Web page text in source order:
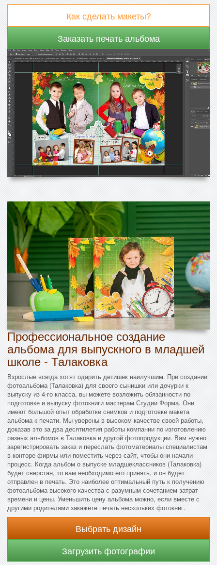
Как сделать макеты?
Заказать печать альбома
Профессиональное создание
альбома для выпускного в младшей
школе - Талаковка
Взрослые всегда хотят одарить детишек наилучшим. При создании
фотоальбома (Талаковка) для своего сынишки или дочурки к
выпуску из 4-го класса, вы можете возложить обязанности по
подготовке и выпуску фотокниги мастерам Студии Форма. Они
имеют большой опыт обработке снимков и подготовке макета
альбома к печати. Мы уверены в высоком качестве своей работы,
доказав это за два десятилетия работы компании по изготовлению
разных альбомов в Талаковка и другой фотопродукции. Вам нужно
зарегистрировать заказ и переслать фотоматериалы специалистам
в конторе фирмы или поместить через сайт, чтобы они начали
процесс. Когда альбом о выпуске младшеклассников (Талаковка)
будет сверстан, то вам необходимо его принять, и он будет
отправлен в печать. Это наиболее оптимальный путь к получению
фотоальбома высокого качества с разумным сочетанием затрат
времени и цены. Уменьшить цену альбома можно, если вместе с
другими родителями закажете печать нескольких фотокниг.
Выбрать дизайн
Загрузить фотографии